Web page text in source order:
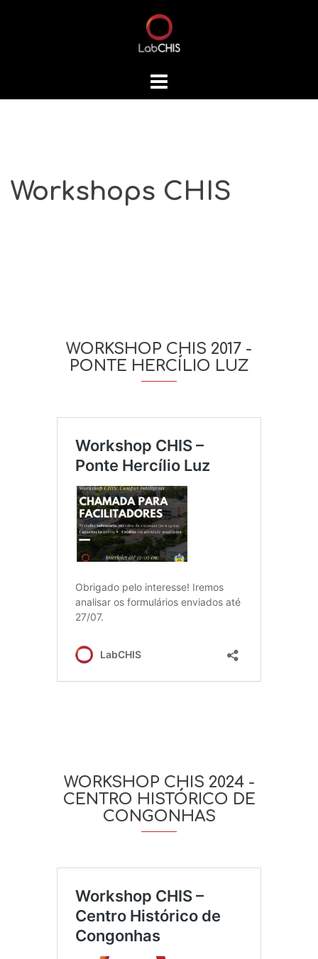
Workshops CHIS
WORKSHOP CHIS 2017 -
PONTE HERCÍLIO LUZ
WORKSHOP CHIS 2024 -
CENTRO HISTÓRICO DE
CONGONHAS